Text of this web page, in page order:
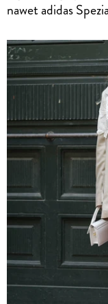
nawet adidas